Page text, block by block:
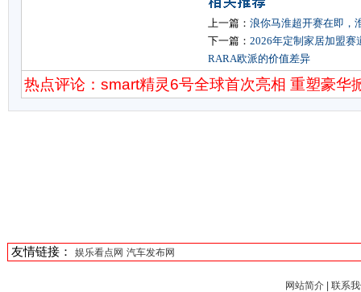
上一篇： 浪你马淮超开赛在即，
下一篇： 2026年定制家居加盟赛
RARA欧派的价值差异
热点评论：smart精灵6号全球首次亮相 重塑豪华
友情链接： 娱乐看点网 汽车发布网
网站简介
联系